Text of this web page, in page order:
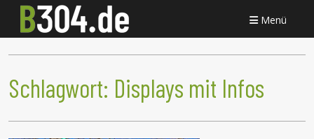
Menü
Schlagwort: Displays mit Infos